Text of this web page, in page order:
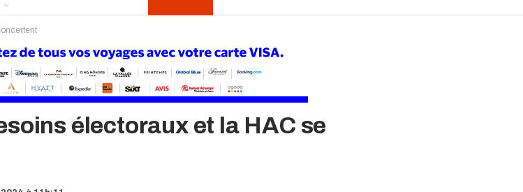
Région
électoraux et la HAC se